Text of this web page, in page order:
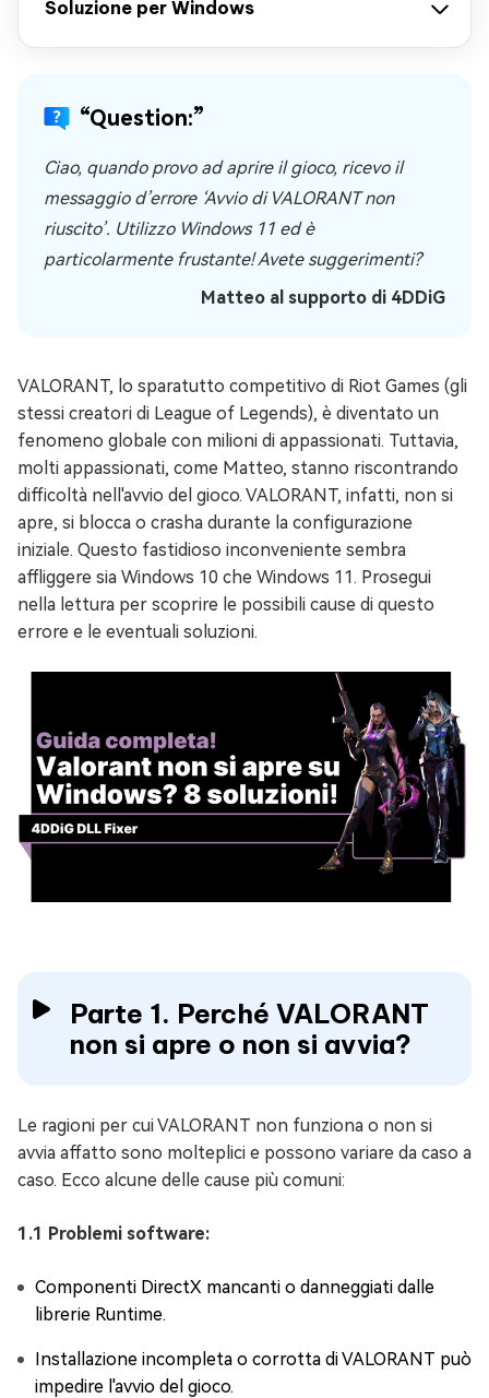
Soluzione per Windows
“Question:”
Ciao, quando provo ad aprire il gioco, ricevo il
messaggio d’errore ‘Avvio di VALORANT non
riuscito’. Utilizzo Windows 11 ed è
particolarmente frustante! Avete suggerimenti?
Matteo al supporto di 4DDiG
VALORANT, lo sparatutto competitivo di Riot Games (gli
stessi creatori di League of Legends), è diventato un
fenomeno globale con milioni di appassionati. Tuttavia,
molti appassionati, come Matteo, stanno riscontrando
difficoltà nell'avvio del gioco. VALORANT, infatti, non si
apre, si blocca o crasha durante la configurazione
iniziale. Questo fastidioso inconveniente sembra
affliggere sia Windows 10 che Windows 11. Prosegui
nella lettura per scoprire le possibili cause di questo
errore e le eventuali soluzioni.
Parte 1. Perché VALORANT
non si apre o non si avvia?
Le ragioni per cui VALORANT non funziona o non si
avvia affatto sono molteplici e possono variare da caso a
caso. Ecco alcune delle cause più comuni:
1.1 Problemi software:
Componenti DirectX mancanti o danneggiati dalle
librerie Runtime.
Installazione incompleta o corrotta di VALORANT può
impedire l'avvio del gioco.